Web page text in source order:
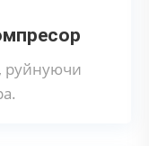
руйнуючи